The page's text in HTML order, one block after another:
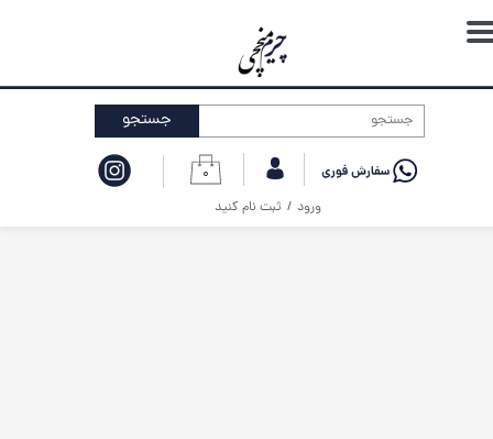
۰
ورود / ثبت نام کنید
حساب کاربری من
تغییر گذر واژه
خروج از حساب کاربری
جستجو